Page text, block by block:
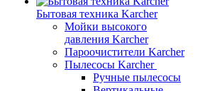
Бытовая техника Karcher
Мойки высокого
давления Karcher
Пароочистители Karcher
Пылесосы Karcher
Ручные пылесосы